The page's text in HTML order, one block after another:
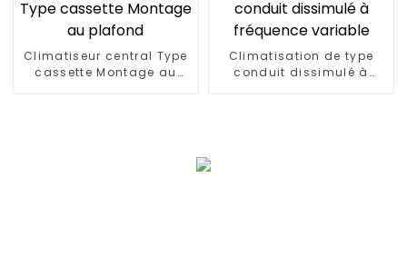
Climatiseur central Type
cassette Montage au
Climatisation de type
conduit dissimulé à